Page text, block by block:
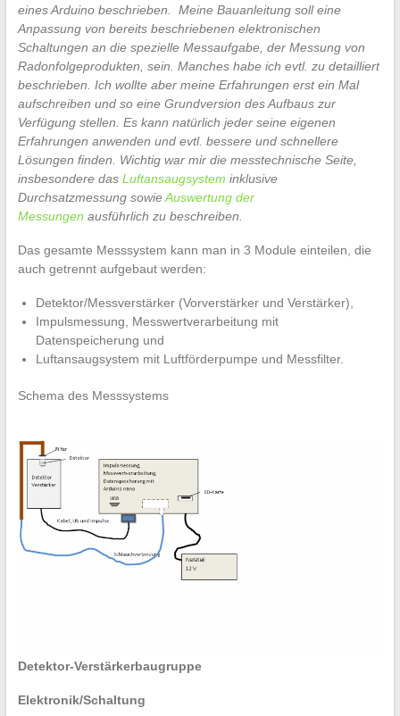
eines Arduino beschrieben. Meine Bauanleitung soll eine
Anpassung von bereits beschriebenen elektronischen
Schaltungen an die spezielle Messaufgabe, der Messung von
Radonfolgeprodukten, sein. Manches habe ich evtl. zu detailliert
beschrieben. Ich wollte aber meine Erfahrungen erst ein Mal
aufschreiben und so eine Grundversion des Aufbaus zur
Verfügung stellen. Es kann natürlich jeder seine eigenen
Erfahrungen anwenden und evtl. bessere und schnellere
Lösungen finden. Wichtig war mir die messtechnische Seite,
insbesondere das Luftansaugsystem inklusive
Durchsatzmessung sowieAuswertung der
Messungen ausführlich zu beschreiben.
Das gesamte Messsystem kann man in 3 Module einteilen, die
auch getrennt aufgebaut werden:
Detektor/Messverstärker (Vorverstärker und Verstärker),
Impulsmessung, Messwertverarbeitung mit
Datenspeicherung und
Luftansaugsystem mit Luftförderpumpe und Messfilter.
Schema des Messsystems
Detektor-Verstärkerbaugruppe
Elektronik/Schaltung